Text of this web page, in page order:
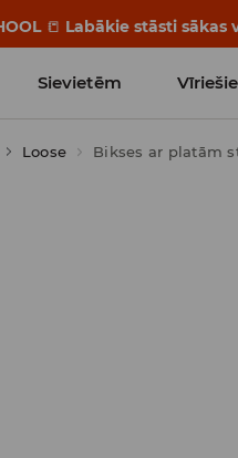
📒 Labākie stāsti
Sievietēm
Loose Bikses ar platām